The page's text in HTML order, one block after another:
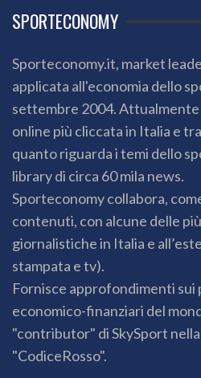
SPORTECONOMY
Sporteconomy.it, market
applicata all'economia dello
settembre 2004. Attualmente
online più cliccata in Italia e
quanto riguarda i temi dello
library di circa 60 mila news.
Sporteconomy collabora,
contenuti, con alcune delle
giornalistiche in Italia e
stampata e tv).
Fornisce approfondimenti sui
economico-finanziari del
"contributor" di SkySport
"CodiceRosso".